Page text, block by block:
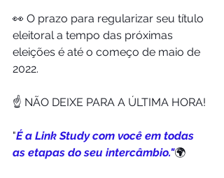
👀 O prazo para regularizar seu título
eleitoral a tempo das próximas
eleições é até o começo de maio de
2022.
☝️ NÃO DEIXE PARA A ÚLTIMA HORA!
"É a Link Study com você em todas
as etapas do seu intercâmbio."🌍